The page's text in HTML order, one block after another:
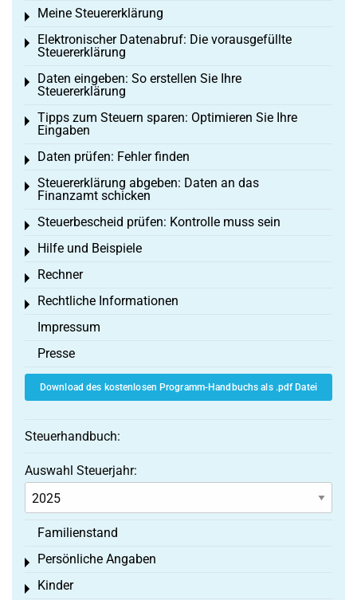
Meine Steuererklärung
Toggle menu
Elektronischer Datenabruf: Die vorausgefüllte
Steuererklärung
Toggle menu
Daten eingeben: So erstellen Sie Ihre
Steuererklärung
Toggle menu
Tipps zum Steuern sparen: Optimieren Sie Ihre
Eingaben
Toggle menu
Daten prüfen: Fehler finden
Toggle menu
Steuererklärung abgeben: Daten an das
Finanzamt schicken
Toggle menu
Steuerbescheid prüfen: Kontrolle muss sein
Toggle menu
Hilfe und Beispiele
Toggle menu
Rechner
Toggle menu
Rechtliche Informationen
Toggle menu
Impressum
Presse
Download des kostenlosen Programm-Handbuchs als .pdf Datei
Steuerhandbuch:
Auswahl Steuerjahr:
Familienstand
Persönliche Angaben
Toggle menu
Kinder
Toggle menu